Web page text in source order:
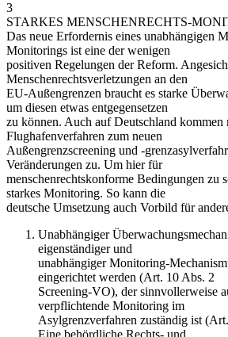
3
STARKES MENSCHENRECHTS-
Das neue Erfordernis eines unabhängigen
Monitorings ist eine der wenigen
positiven Regelungen der Reform.
Menschenrechtsverletzungen an den
EU-Außengrenzen braucht es starke
um diesen etwas entgegensetzen
zu können. Auch auf Deutschland kommen
Flughafenverfahren zum neuen
Außengrenzscreening und -
Veränderungen zu. Um hier für
menschenrechtskonforme Bedingungen zu
starkes Monitoring. So kann die
deutsche Umsetzung auch Vorbild für
Unabhängiger
eigenständiger und
unabhängiger Monitoring-
eingerichtet werden (Art. 10 Abs. 2
Screening-VO), der sinnvollerweise
verpflichtende Monitoring im
Asylgrenzverfahren zuständig ist
Eine behördliche Rechts- und